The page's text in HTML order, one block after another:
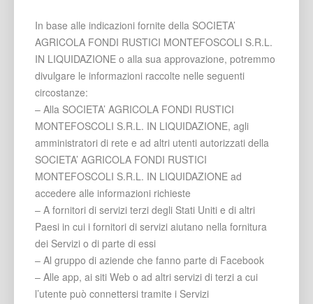
In base alle indicazioni fornite della SOCIETA’
AGRICOLA FONDI RUSTICI MONTEFOSCOLI S.R.L.
IN LIQUIDAZIONE o alla sua approvazione, potremmo
divulgare le informazioni raccolte nelle seguenti
circostanze:
– Alla SOCIETA’ AGRICOLA FONDI RUSTICI
MONTEFOSCOLI S.R.L. IN LIQUIDAZIONE, agli
amministratori di rete e ad altri utenti autorizzati della
SOCIETA’ AGRICOLA FONDI RUSTICI
MONTEFOSCOLI S.R.L. IN LIQUIDAZIONE ad
accedere alle informazioni richieste
– A fornitori di servizi terzi degli Stati Uniti e di altri
Paesi in cui i fornitori di servizi aiutano nella fornitura
dei Servizi o di parte di essi
– Al gruppo di aziende che fanno parte di Facebook
– Alle app, ai siti Web o ad altri servizi di terzi a cui
l’utente può connettersi tramite i Servizi